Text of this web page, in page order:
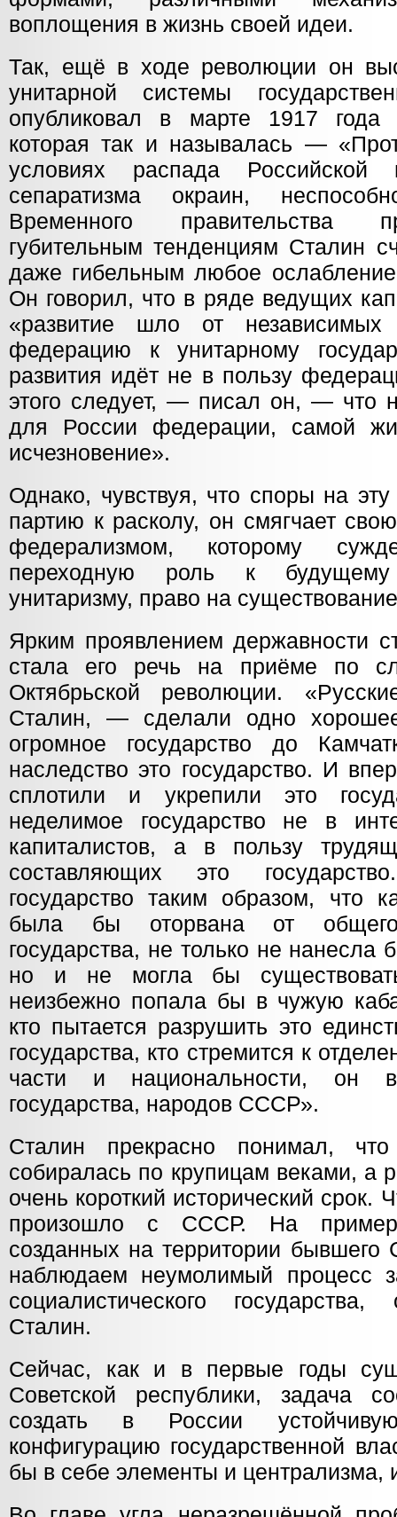
воплощения в жизнь своей идеи.
Так, ещё в ходе революции он
унитарной системы
опубликовал в марте 1917
которая так и называлась —
условиях распада Российской
сепаратизма окраин,
Временного правительства
губительным тенденциям Сталин
даже гибельным любое
Он говорил, что в ряде ведущих
«развитие шло от
федерацию к унитарному
развития идёт не в пользу
этого следует, — писал он, — что
для России федерации, самой
исчезновение».
Однако, чувствуя, что споры на эту
партию к расколу, он смягчает
федерализмом, которому
переходную роль к будущему
унитаризму, право на
Ярким проявлением державности
стала его речь на приёме по
Октябрьской революции.
Сталин, — сделали одно
огромное государство до
наследство это государство. И
сплотили и укрепили это
неделимое государство не в
капиталистов, а в пользу
составляющих это
государство таким образом, что
была бы оторвана от общего
государства, не только не
но и не могла бы
неизбежно попала бы в чужую
кто пытается разрушить это
государства, кто стремится к
части и национальности, он
государства, народов СССР».
Сталин прекрасно понимал,
собиралась по крупицам веками, а
очень короткий исторический срок.
произошло с СССР. На
созданных на территории бывшего
наблюдаем неумолимый процесс
социалистического
Сталин.
Сейчас, как и в первые годы
Советской республики, задача
создать в России
конфигурацию государственной
бы в себе элементы и централизма,